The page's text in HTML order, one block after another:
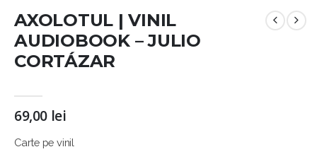
AXOLOTUL | VINIL
AUDIOBOOK – JULIO
CORTÁZAR
69,00 lei
Carte pe vinil